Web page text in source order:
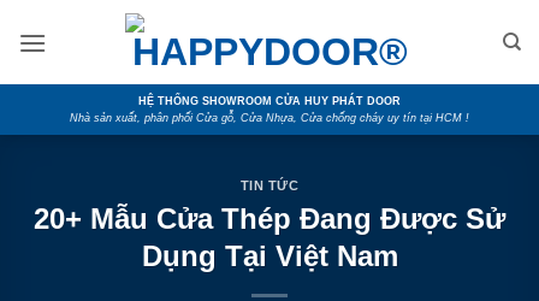
HỆ THỐNG SHOWROOM CỬA HUY PHÁT DOOR
Nhà sản xuất, phân phối Cửa gỗ, Cửa Nhựa, Cửa chống cháy uy tín tại HCM !
TIN TỨC
20+ Mẫu Cửa Thép Đang Được Sử
Dụng Tại Việt Nam